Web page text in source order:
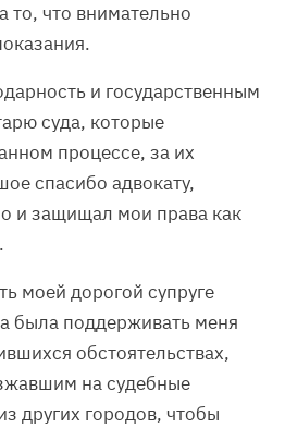
то, что внимательно
и государственным
суда, которые
процессе, за их
спасибо адвокату,
и защищал мои права как
моей дорогой супруге
была поддерживать меня
обстоятельствах,
на судебные
других городов, чтобы